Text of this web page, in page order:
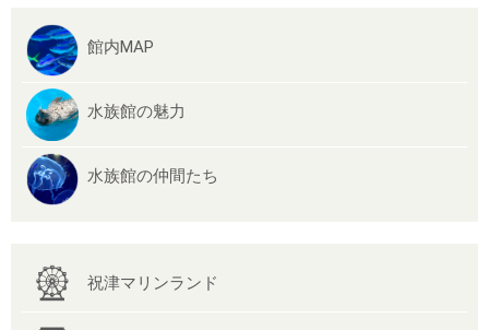
館内MAP
水族館の魅力
水族館の仲間たち
祝津マリンランド